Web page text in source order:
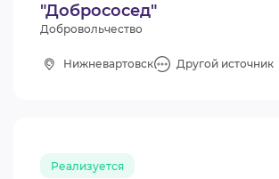
"Добрососед"
Добровольчество
Нижневартовск Другой источник
Реализуется